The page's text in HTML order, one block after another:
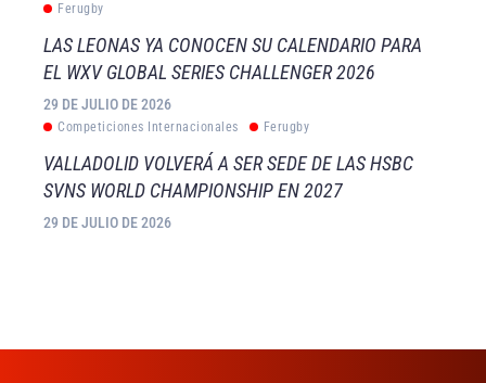
Ferugby
LAS LEONAS YA CONOCEN SU CALENDARIO PARA
EL WXV GLOBAL SERIES CHALLENGER 2026
29 DE JULIO DE 2026
Competiciones Internacionales Ferugby
VALLADOLID VOLVERÁ A SER SEDE DE LAS HSBC
SVNS WORLD CHAMPIONSHIP EN 2027
29 DE JULIO DE 2026